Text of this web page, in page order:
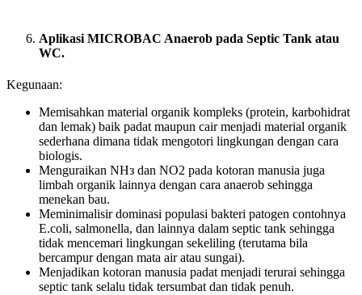
Aplikasi MICROBAC Anaerob pada Septic Tank atau
WC.
Kegunaan:
Memisahkan material organik kompleks (protein, karbohidrat
dan lemak) baik padat maupun cair menjadi material organik
sederhana dimana tidak mengotori lingkungan dengan cara
biologis.
Menguraikan NHз dan NO2 pada kotoran manusia juga
limbah organik lainnya dengan cara anaerob sehingga
menekan bau.
Meminimalisir dominasi populasi bakteri patogen contohnya
E.coli, salmonella, dan lainnya dalam septic tank sehingga
tidak mencemari lingkungan sekeliling (terutama bila
bercampur dengan mata air atau sungai).
Menjadikan kotoran manusia padat menjadi terurai sehingga
septic tank selalu tidak tersumbat dan tidak penuh.